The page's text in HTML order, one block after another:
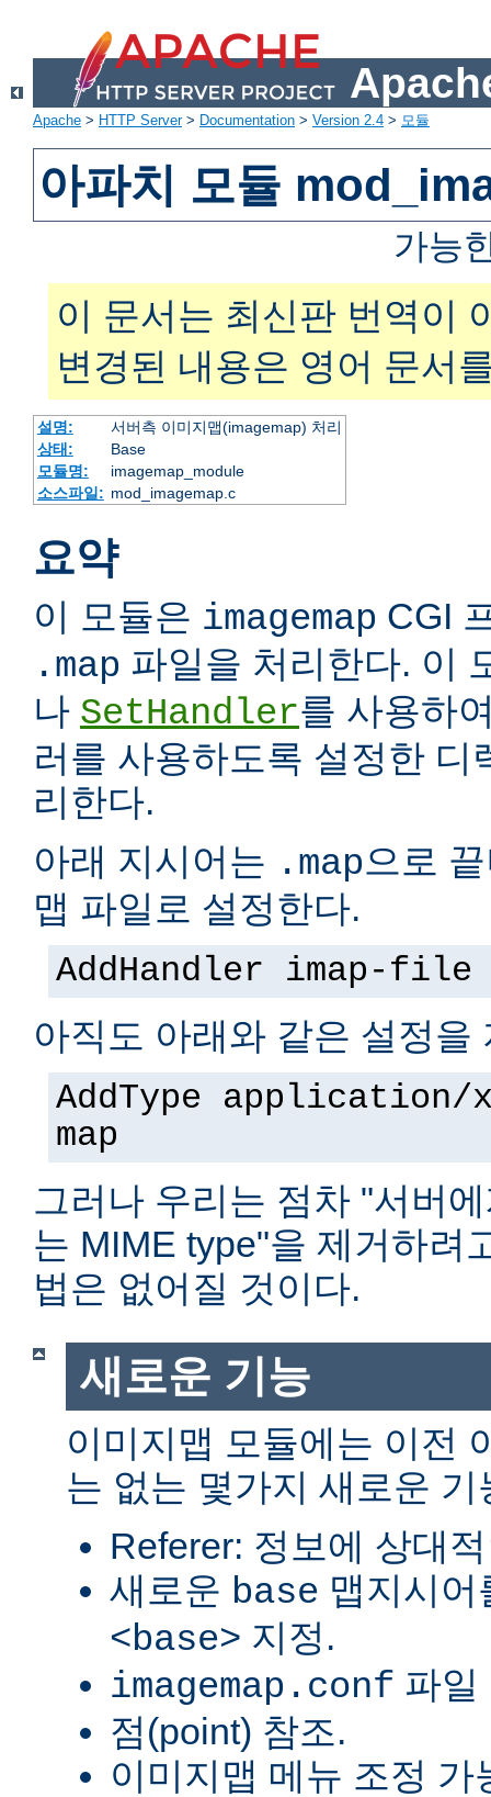
Apache > HTTP Server> Documentation > Version 2.4 > 모듈
아파치 모듈
가능
이 문서는 최신판 번역이
변경된 내용은 영어 문서
설명:
서버측 이미지맵(imagemap) 처리
상태:
Base
모듈명:
imagemap_module
소스파일: mod_imagemap.c
요약
이 모듈은 imagemap CGI
.map 파일을 처리한다. 이
나 SetHandler를 사용하
러를 사용하도록 설정한 디
리한다.
아래 지시어는 .map으로
맵 파일로 설정한다.
AddHandler imap-file
아직도 아래와 같은 설정을
AddType application/
map
그러나 우리는 점차 "서버
는 MIME type"을 제거하려
법은 없어질 것이다.
새로운 기능
이미지맵 모듈에는 이전
는 없는 몇가지 새로운 기
Referer: 정보에 상대
새로운 base 맵지시어
<base> 지정.
imagemap.conf 파일
점(point) 참조.
이미지맵 메뉴 조정 가